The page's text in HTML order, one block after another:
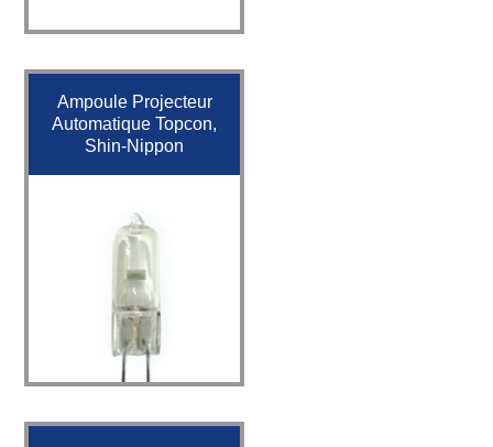
Ampoule Projecteur
Automatique Topcon,
Shin-Nippon